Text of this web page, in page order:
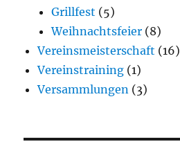
Grillfest (5)
Weihnachtsfeier (8)
Vereinsmeisterschaft (16)
Vereinstraining (1)
Versammlungen (3)